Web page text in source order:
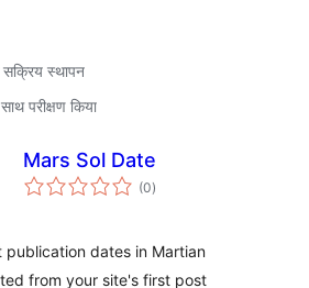
स्थापन
परीक्षण किया
Mars Sol Date
(0कुल
दर)
publication dates in Martian
from your site's first post